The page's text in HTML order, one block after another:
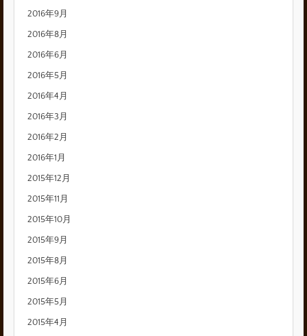
2016年9月
2016年8月
2016年6月
2016年5月
2016年4月
2016年3月
2016年2月
2016年1月
2015年12月
2015年11月
2015年10月
2015年9月
2015年8月
2015年6月
2015年5月
2015年4月